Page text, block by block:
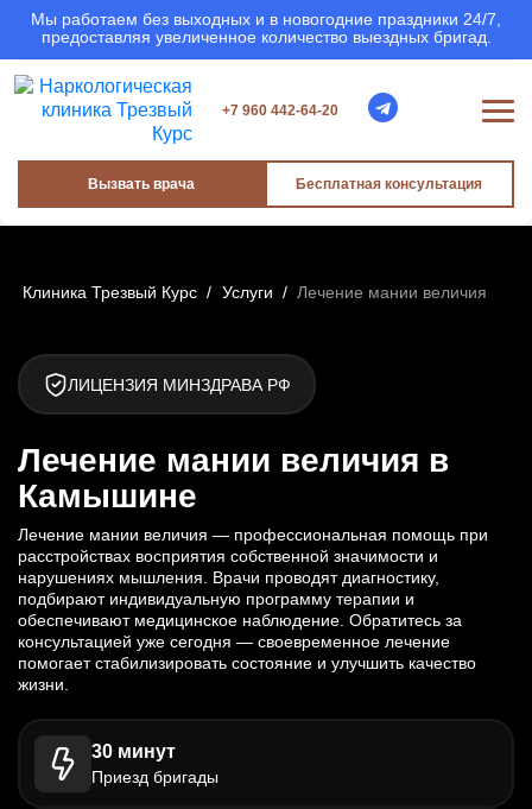
Мы работаем без выходных и в новогодние праздники 24/7,
предоставляя увеличенное количество выездных бригад.
+7 960 442-64-20
Вызвать врача Бесплатная консультация
Клиника Трезвый Курс / Услуги / Лечение мании величия
ЛИЦЕНЗИЯ МИНЗДРАВА РФ
Лечение мании величия в
Камышине
Лечение мании величия — профессиональная помощь при
расстройствах восприятия собственной значимости и
нарушениях мышления. Врачи проводят диагностику,
подбирают индивидуальную программу терапии и
обеспечивают медицинское наблюдение. Обратитесь за
консультацией уже сегодня — своевременное лечение
помогает стабилизировать состояние и улучшить качество
жизни.
30 минут
Приезд бригады